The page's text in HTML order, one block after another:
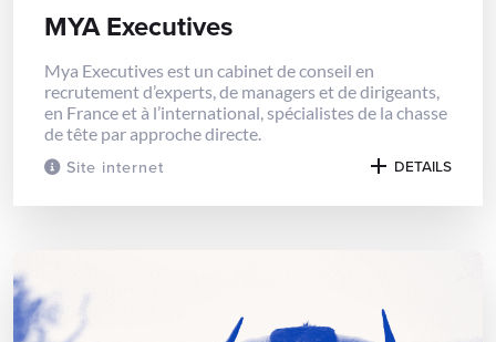
Site internet
MYA Executives
Mya Executives est un cabinet de conseil en
recrutement d’experts, de managers et de dirigeants,
en France et à l’international, spécialistes de la chasse
de tête par approche directe.
DETAILS